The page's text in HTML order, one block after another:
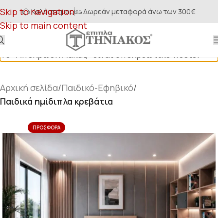
Skip to navigation
Skip to main content
Καλέστε μας Δωρεάν μεταφορά άνω των 300€
Το "Απόχρωση Λάκας" είναι υποχρεωτικό πεδίο.
Αρχική σελίδα Παιδικό-Εφηβικό
Παιδικά ημίδιπλα κρεβάτια
ΠΡΟΣΦΟΡΆ